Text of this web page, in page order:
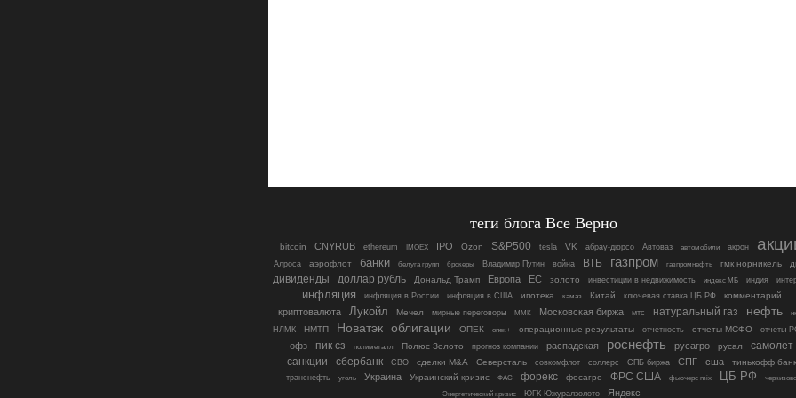
теги блога Все Верно
bitcoin CNYRUB ethereum IMOEX IPO Ozon S&P500 tesla VK абрау-дюрсо Автоваз автомобили акрон
Алроса аэрофлот банки белуга групп брокеры Владимир Путин война ВТБ газпром газпромнефть гмк норникель
дивиденды доллар рубль Дональд Трамп Европа ЕС золото инвестиции в недвижимость индекс МБ индия
инфляция инфляция в России инфляция в США ипотека камаз Китай ключевая ставка ЦБ РФ комментарий
криптовалюта Лукойл Мечел мирные переговоры ММК Московская биржа мтс натуральный газ нефть
НЛМК
НМТП Новатэк облигации ОПЕК опек+ операционные результаты отчетность отчеты МСФО отчеты
офз пик сз полиметалл Полюс Золото прогноз компании распадская роснефть русагро русал
самолет
санкции
сбербанк СВО сделки M&A Северсталь совкомфлот соллерс СПБ биржа СПГ сша тинькофф банк
транснефть уголь Украина Украинский кризис ФАС форекс фосагро ФРС США фьючерс mix ЦБ РФ
черкизово
Энергетический кризис
ЮГК Южуралзолото Яндекс